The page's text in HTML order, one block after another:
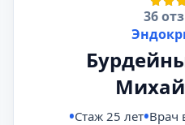
36
Стаж 25 лет Врач